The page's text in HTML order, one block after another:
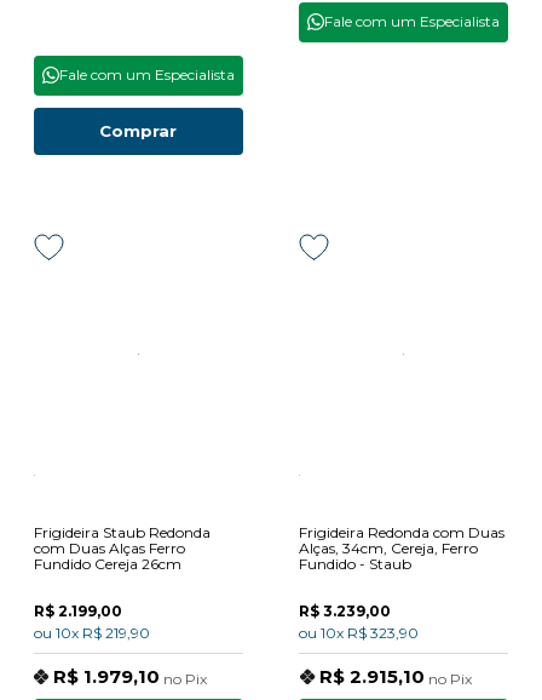
Comprar
Fale com um Especialista
Fale com um Especialista
Frigideira Staub Redonda
com Duas Alças Ferro
Fundido Cereja 26cm
R$ 2.199,00
ou 10x R$ 219,90
R$ 1.979,10 no Pix
Frigideira Redonda com Duas
Alças, 34cm, Cereja, Ferro
Fundido - Staub
R$ 3.239,00
ou 10x R$ 323,90
R$ 2.915,10 no Pix